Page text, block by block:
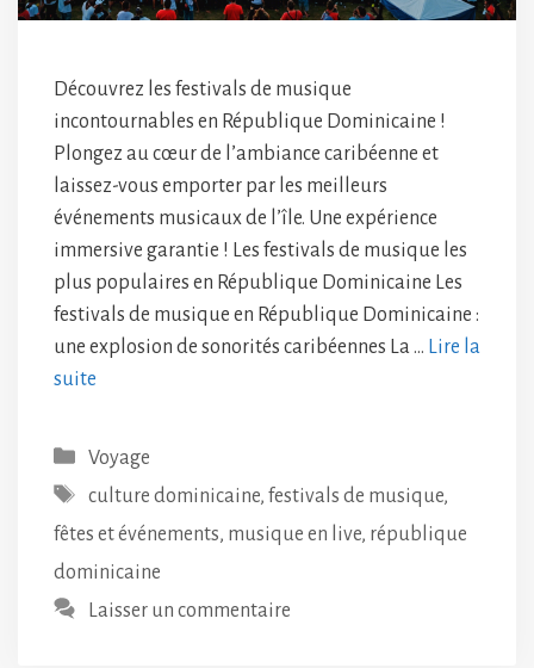
Découvrez les festivals de musique
incontournables en République Dominicaine !
Plongez au cœur de l’ambiance caribéenne et
laissez-vous emporter par les meilleurs
événements musicaux de l’île. Une expérience
immersive garantie ! Les festivals de musique les
plus populaires en République Dominicaine Les
festivals de musique en République Dominicaine :
une explosion de sonorités caribéennes La … Lire la
suite
Catégories
Voyage
Étiquettes
culture dominicaine, festivals de musique,
fêtes et événements, musique en live, république
dominicaine
Laisser un commentaire